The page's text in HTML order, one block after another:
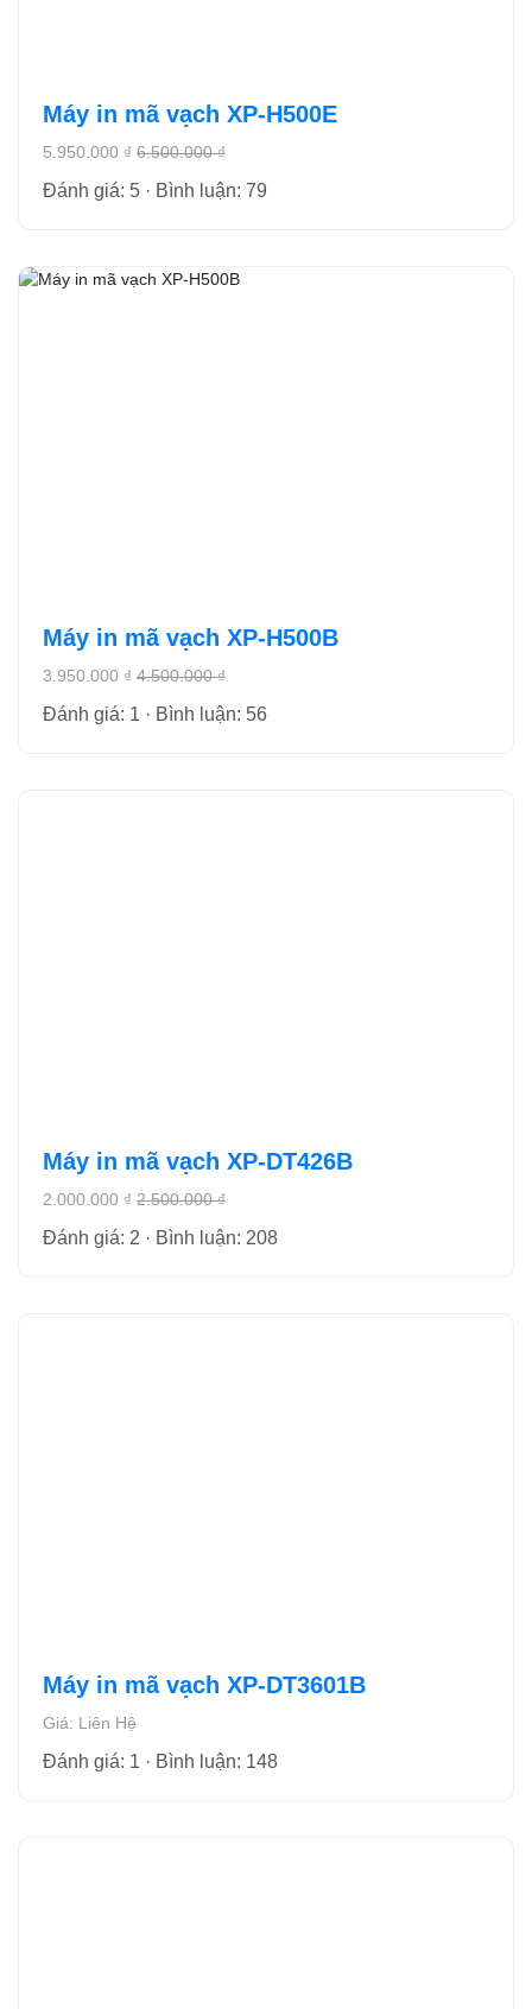
Máy in mã vạch XP-H500E
5.950.000 ₫ 6.500.000 ₫
Đánh giá: 5 · Bình luận: 79
Máy in mã vạch XP-H500B
3.950.000 ₫ 4.500.000 ₫
Đánh giá: 1 · Bình luận: 56
Máy in mã vạch XP-DT426B
2.000.000 ₫ 2.500.000 ₫
Đánh giá: 2 · Bình luận: 208
Máy in mã vạch XP-DT3601B
Giá: Liên Hệ
Đánh giá: 1 · Bình luận: 148